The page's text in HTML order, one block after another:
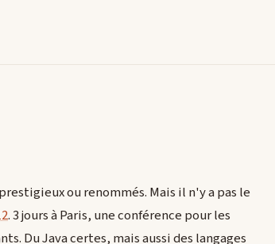
ou renommés. Mais il n'y a pas le
. 3 jours à Paris, une conférence pour les
Du Java certes, mais aussi des langages